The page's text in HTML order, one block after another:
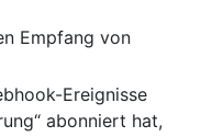
Empfang von
Ereignisse
abonniert hat,